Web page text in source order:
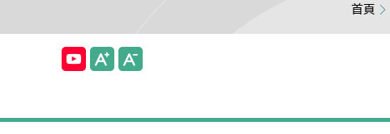
首頁